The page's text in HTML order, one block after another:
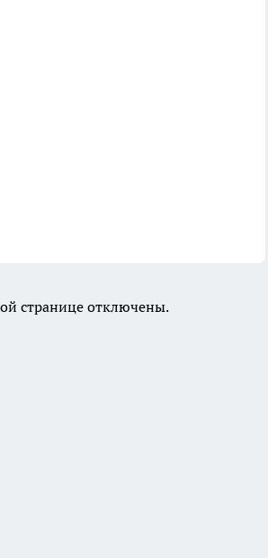
странице отключены.